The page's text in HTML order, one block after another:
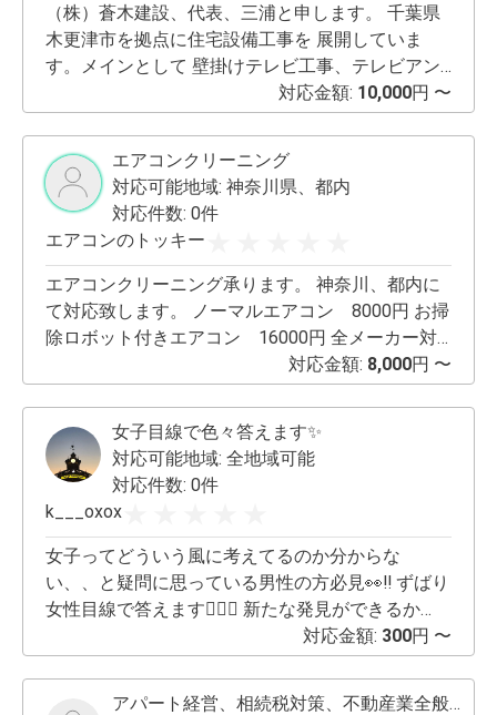
寺市、国立市、立川市、武蔵村山市、昭島市、日
野市 埼玉県 朝霞市、新座市、和光市、志木市、戸
田市、蕨市、川口市、草加市、八潮市、三郷市、
吉川市、松伏町、春日部市、蓮田市、上尾市、越
ふじみ野市、入間市、狭山市、川越市 千葉県 浦安
市、市川市、松戸市、流山市、野田市、柏市、白
井市、鎌ヶ谷市、船橋市、習志野市、八千代市、
千葉市、木更津市、君津市、袖ケ浦市、富津市 神
奈川県 川崎市、横浜市、鎌倉市、逗子市、葉山
町、横須賀市、三浦市、藤沢市、茅
（株）蒼木建設、代表、三浦と申します。 千葉県
木更津市を拠点に住宅設備工事を 展開していま
す。メインとして 壁掛けテレビ工事、テレビアン
テナ工事 ウォシュレット工事、エアコン工事 カー
テンレール工事を行っています。 普段は、某大手
社は、見積書を作成させて頂き、お客様に確認を
して頂き成約頂ければ作業する流れになります。
追加費用は、一切頂きません。 見積だけでも構い
ません。是非、当社にご依頼下さい。早朝、夜
間、休日、祝日、いつでも対応可能です。是非、
当社に対応させて下さい。 ご依頼、お待ちしてお
ります！
対応金額: 10,000円 〜
エアコンクリーニング
対応可能地域: 神奈川県、都内
対応件数: 0件
エアコンのトッキー
エアコンクリーニング承ります。 神奈川、都内に
て対応致します。 ノーマルエアコン 8000円 お掃
除ロボット付きエアコン 16000円 全メーカー対
対応金額: 8,000円 〜
女子目線で色々答えます✨
対応可能地域: 全地域可能
対応件数: 0件
k___oxox
女子ってどういう風に考えてるのか分からな
い、、と疑問に思っている男性の方必見👀‼️ ずばり
女性目線で答えます︎︎👍🏻✨ 新たな発見ができるか
も、、、❔ メッセージアプリでの回答なので直接対
面じゃないから安心です💞 1問300円で答えさせて
対応金額: 300円 〜
アパート経営、相続税対策、不動産業全般、建築全般